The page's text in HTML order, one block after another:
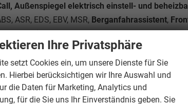
Außenspiegel elektrisch einstell- und
ASR, EDS, EBV, MSR, Berganfahrassistent,
Reifendruckkontrolle,
in den Sonnenblenden, Ablagefächer, OPF -
Fußgängererkennung,
Stopp-Anlage, Mittelarmlehne vorne,
elektrisch anklappbar, Lenksäule
Ihre Privatsphäre
setzt Cookies ein, um unsere Dienste für Sie
Hierbei berücksichtigen wir Ihre Auswahl und
die Daten für Marketing, Analytics und
für die Sie uns Ihr Einverständnis geben. Sie